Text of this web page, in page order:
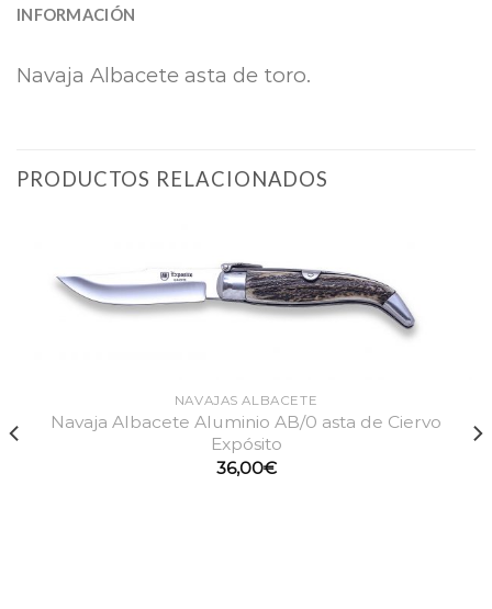
INFORMACIÓN
Navaja Albacete asta de toro.
PRODUCTOS RELACIONADOS
NAVAJAS ALBACETE
Navaja Albacete Aluminio AB/0 asta de Ciervo
Expósito
36,00€